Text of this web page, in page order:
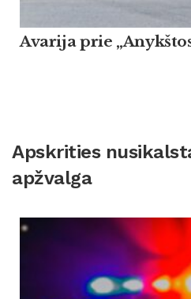
Avarija prie
Apskrities
apžvalga